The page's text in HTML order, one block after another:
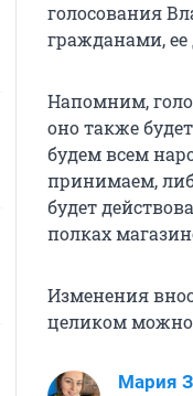
голосования
гражданами, ее
Напомним,
оно также
будем всем
принимаем,
будет
полках
Изменения
целиком
Мария